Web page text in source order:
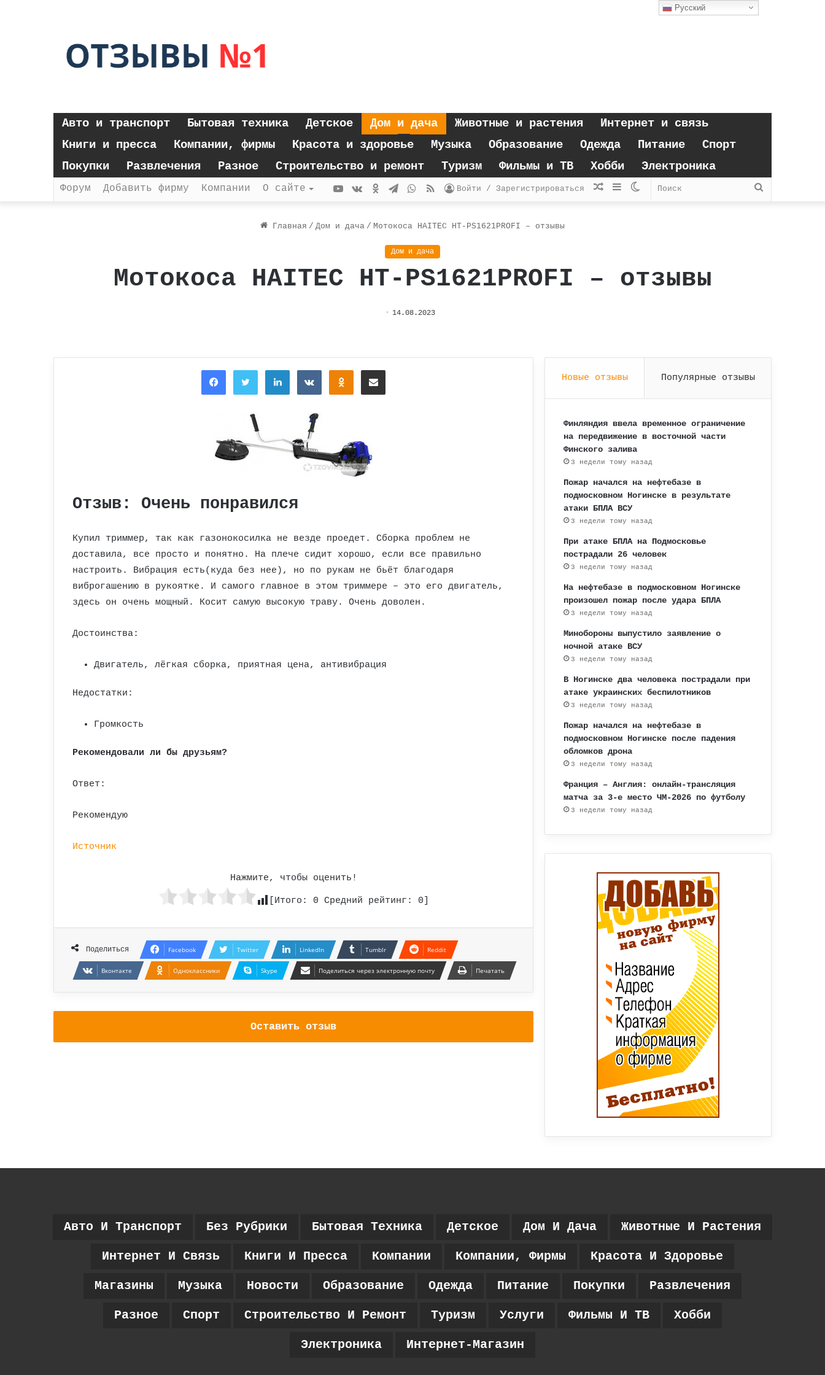
Авто и транспорт Бытовая техника Детское Дом и дача Животные и растения
Интернет и связь
Книги и пресса
Компании, фирмы Красота и здоровье Музыка Образование Одежда Питание
Спорт
Покупки
Развлечения Разное Строительство и ремонт Туризм Фильмы и ТВ Хобби Электроника
Форум Добавить фирму Компании О сайте Поиск
Switch
Sidebar
Случайная
Войти / Зарегистрироваться
RSS
WhatsApp
Telegram
Одноклассники
vk.com
YouTube
Главная / Дом и дача / Мотокоса HAITEC HT-PS1621PROFI – отзывы
Дом и дача
Мотокоса HAITEC HT-PS1621PROFI – отзывы
14.08.2023
FacebookTwitterLinkedInВконтактеОдноклассники
Поделиться через электронную почту
Отзыв: Очень понравился
Купил триммер, так как газонокосилка не везде проедет. Сборка проблем не
доставила, все просто и понятно. На плече сидит хорошо, если все правильно
настроить. Вибрация есть(куда без нее), но по рукам не бьёт благодаря
виброгашению в рукоятке. И самого главное в этом триммере – это его двигатель,
здесь он очень мощный. Косит самую высокую траву. Очень доволен.
Достоинства:
Двигатель, лёгкая сборка, приятная цена, антивибрация
Недостатки:
Громкость
Рекомендовали ли бы друзьям?
Ответ:
Рекомендую
Источник
Нажмите, чтобы оценить!
[Итого: 0 Средний рейтинг: 0
Поделиться Facebook Twitter LinkedIn Tumblr Reddit
Вконтакте Одноклассники Skype Поделиться через электронную почту Печатать
Оставить отзыв
Новые отзывы Популярные отзывы
Финляндия ввела временное ограничение
на передвижение в восточной части
Финского залива
3 недели тому назад
Пожар начался на нефтебазе в
подмосковном Ногинске в результате
атаки БПЛА ВСУ
3 недели тому назад
При атаке БПЛА на Подмосковье
пострадали 26 человек
3 недели тому назад
На нефтебазе в подмосковном Ногинске
произошел пожар после удара БПЛА
3 недели тому назад
Минобороны выпустило заявление о
ночной атаке ВСУ
3 недели тому назад
В Ногинске два человека пострадали при
атаке украинских беспилотников
3 недели тому назад
Пожар начался на нефтебазе в
подмосковном Ногинске после падения
обломков дрона
3 недели тому назад
Франция – Англия: онлайн-трансляция
матча за 3-е место ЧМ-2026 по футболу
3 недели тому назад
Авто И Транспорт Без Рубрики Бытовая Техника Детское Дом И Дача Животные И Растения
Интернет И Связь Книги И Пресса Компании Компании, Фирмы Красота И Здоровье
Магазины Музыка Новости Образование Одежда Питание Покупки Развлечения
Разное Спорт Строительство И Ремонт Туризм Услуги Фильмы И ТВ Хобби
Электроника Интернет-Магазин
Русский